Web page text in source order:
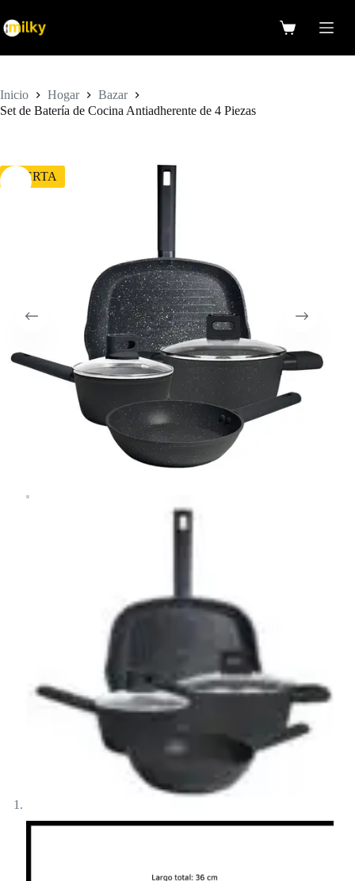
al
contenido
Carro
Inicio Hogar
Bazar
Set de Batería de Cocina Antiadherente de 4 Piezas
OFERTA